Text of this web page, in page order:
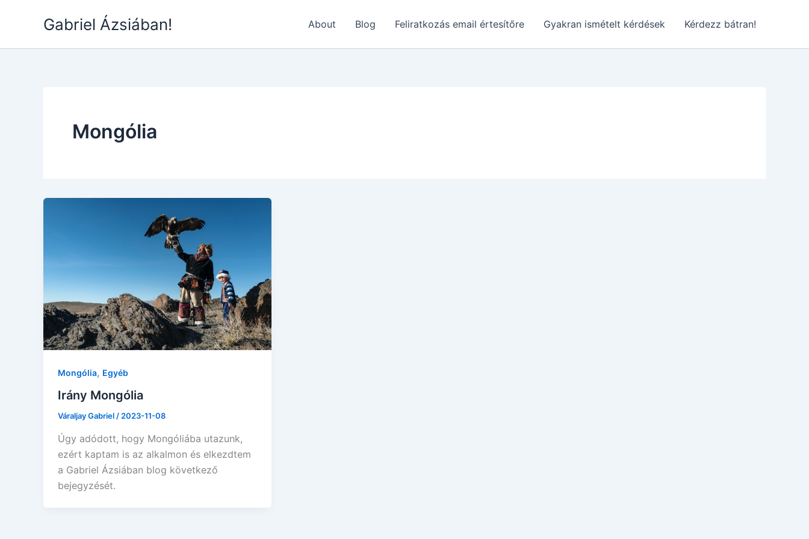
Gabriel Ázsiában! About Blog Feliratkozás email értesítőre Gyakran ismételt kérdések Kérdezz bátran!
Mongólia
Mongólia, Egyéb
Irány Mongólia
Váraljay Gabriel/2023-11-08
Úgy adódott, hogy Mongóliába utazunk,
ezért kaptam is az alkalmon és elkezdtem
a Gabriel Ázsiában blog következő
bejegyzését.